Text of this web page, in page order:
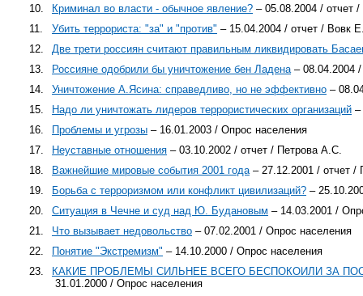
10.
Криминал во власти - обычное явление? – 05.08.2004 / отчет
11.
Убить террориста: "за" и "против" – 15.04.2004 / отчет / Вовк
12.
Две трети россиян считают правильным ликвидировать
13.
Россияне одобрили бы уничтожение бен Ладена – 08.04.2004
14.
Уничтожение А.Ясина: справедливо, но не эффективно –
15.
Надо ли уничтожать лидеров террористических организаций –
16.
Проблемы и угрозы – 16.01.2003 / Опрос населения
17.
Неуставные отношения – 03.10.2002 / отчет / Петрова А.С.
18.
Важнейшие мировые события 2001 года – 27.12.2001 / отчет /
19.
Борьба с терроризмом или конфликт цивилизаций? –
20.
Ситуация в Чечне и суд над Ю. Будановым – 14.03.2001 /
21.
Что вызывает недовольство – 07.02.2001 / Опрос населения
22.
Понятие "Экстремизм" – 14.10.2000 / Опрос населения
23.
КАКИЕ ПРОБЛЕМЫ СИЛЬНЕЕ ВСЕГО БЕСПОКОИЛИ ЗА
31.01.2000 / Опрос населения